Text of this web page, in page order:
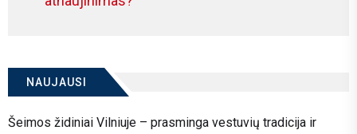
NAUJAUSI
Šeimos židiniai Vilniuje – prasminga vestuvių tradicija ir